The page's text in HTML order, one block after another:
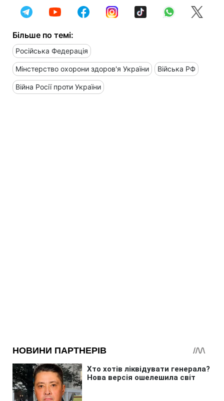
Більше по темі:
Російська Федерація
Мінстерство охорони здоров'я України Війська РФ
Війна Росії проти України